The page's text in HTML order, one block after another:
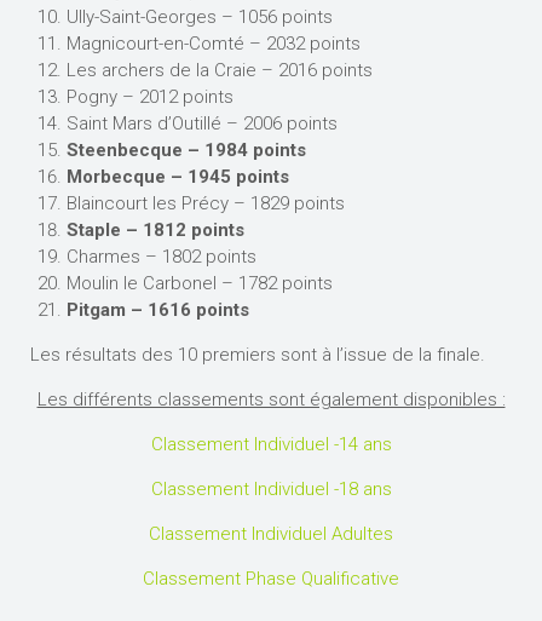
Ully-Saint-Georges – 1056 points
Magnicourt-en-Comté – 2032 points
Les archers de la Craie – 2016 points
Pogny – 2012 points
Saint Mars d’Outillé – 2006 points
Steenbecque – 1984 points
Morbecque – 1945 points
Blaincourt les Précy – 1829 points
Staple – 1812 points
Charmes – 1802 points
Moulin le Carbonel – 1782 points
Pitgam – 1616 points
Les résultats des 10 premiers sont à l’issue de la finale.
Les différents classements sont également disponibles :
Classement Individuel -14 ans
Classement Individuel -18 ans
Classement Individuel Adultes
Classement Phase Qualificative